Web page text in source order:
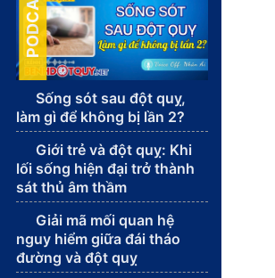
PODCAST
Sống sót sau đột quỵ,
làm gì để không bị lần 2?
Giới trẻ và đột quỵ: Khi
lối sống hiện đại trở thành
sát thủ âm thầm
Giải mã mối quan hệ
nguy hiểm giữa đái tháo
đường và đột quỵ